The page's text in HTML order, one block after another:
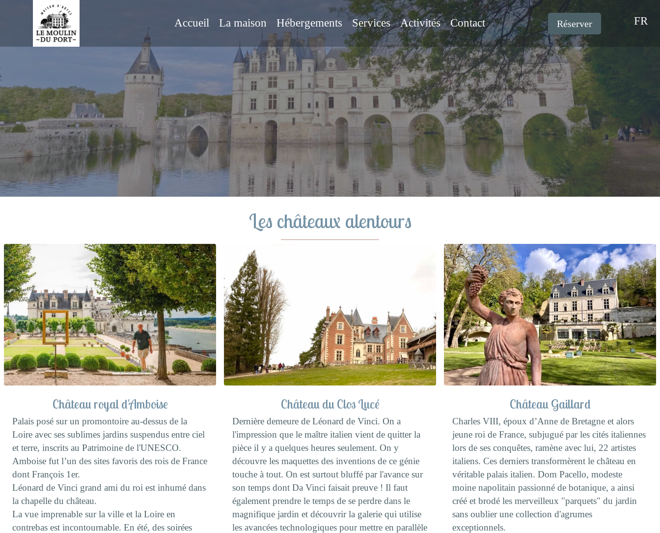
Accueil La maison Hébergements Services Activités Contact Réserver FR
Les châteaux alentours
Château royal d'Amboise
Palais posé sur un promontoire au-dessus de la
Loire avec ses sublimes jardins suspendus entre ciel
et terre, inscrits au Patrimoine de l'UNESCO.
Amboise fut l’un des sites favoris des rois de France
dont François 1er.
Léonard de Vinci grand ami du roi est inhumé dans
la chapelle du château.
La vue imprenable sur la ville et la Loire en
contrebas est incontournable. En été, des soirées
Château du Clos Lucé
Dernière demeure de Léonard de Vinci. On a
l'impression que le maître italien vient de quitter la
pièce il y a quelques heures seulement. On y
découvre les maquettes des inventions de ce génie
touche à tout. On est surtout bluffé par l'avance sur
son temps dont Da Vinci faisait preuve ! Il faut
également prendre le temps de se perdre dans le
magnifique jardin et découvrir la galerie qui utilise
les avancées technologiques pour mettre en parallèle
Château Gaillard
Charles VIII, époux d’Anne de Bretagne et alors
jeune roi de France, subjugué par les cités italiennes
lors de ses conquêtes, ramène avec lui, 22 artistes
italiens. Ces derniers transformèrent le château en
véritable palais italien. Dom Pacello, modeste
moine napolitain passionné de botanique, a ainsi
créé et brodé les merveilleux "parquets" du jardin
sans oublier une collection d'agrumes
exceptionnels.